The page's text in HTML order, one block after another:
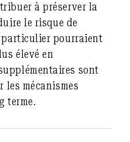
à préserver la
le risque de
particulier pourraient
élevé en
sont
les mécanismes
terme.